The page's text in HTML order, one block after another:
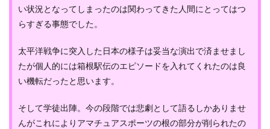
い状況となってしまったのは関わってきた人間にとってはつ
らすぎる事態でした。
太平洋戦争に突入した日本の様子は妥当な演出で済ませまし
たが個人的には箱根駅伝のエピソードを入れてくれたのは良
い機転だったと思います。
そして学徒出陣。今の段階では悲劇として語るしかありませ
んがこれによりアマチュアスポーツの根の部分が削られたの